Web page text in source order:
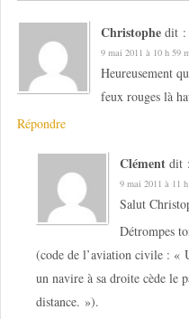
Christophe dit :
9 mai 2011 à 10 h 59
Heureusement
feux rouges là
Répondre
Clément dit :
9 mai 2011 à 11
Salut
Détrompes
(code de l’aviation civile : «
un navire à sa droite cède le
distance. »).